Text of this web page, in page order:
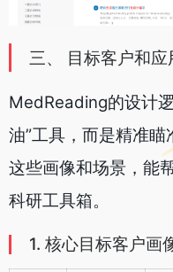
三、 目标客户和应
MedReading的设计
油”工具，而是精准
这些画像和场景，能
科研工具箱。
1. 核心目标客户画